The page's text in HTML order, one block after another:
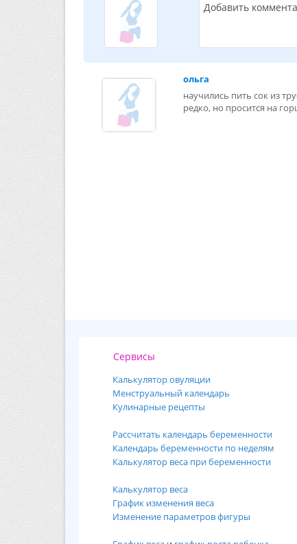
Добавить
ольга
научились пить сок из
редко, но просится на
Сервисы
Калькулятор овуляции
Менструальный календарь
Кулинарные рецепты
Рассчитать календарь беременности
Календарь беременности по неделям
Калькулятор веса при беременности
Калькулятор веса
График изменения веса
Изменение параметров фигуры